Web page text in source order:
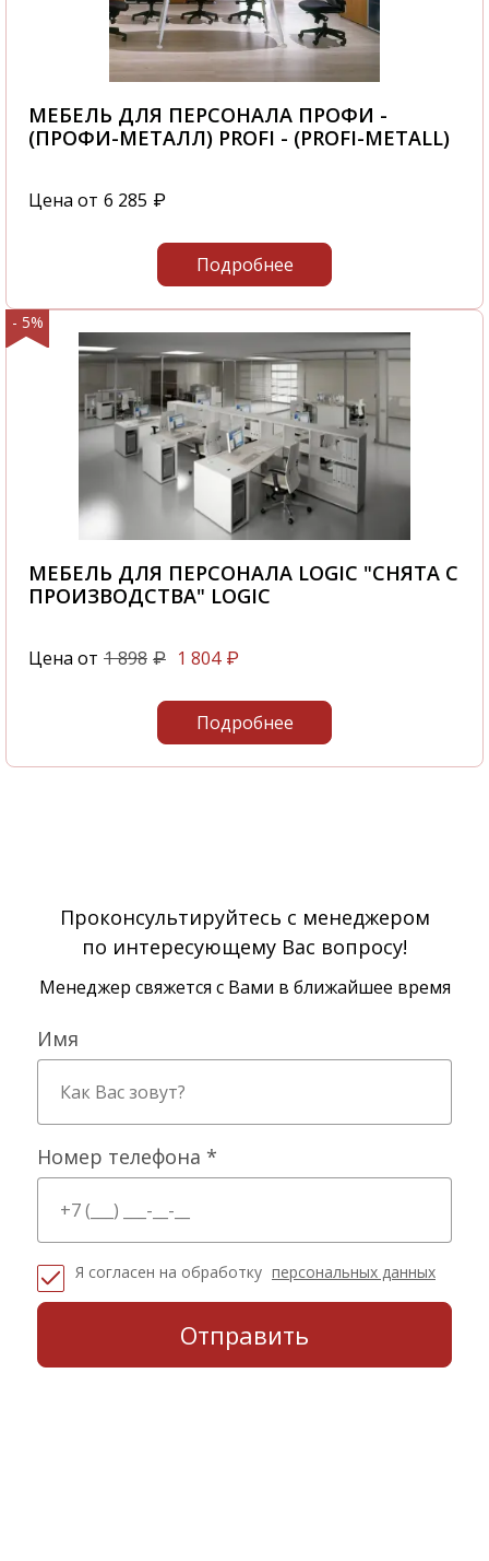
МЕБЕЛЬ ДЛЯ ПЕРСОНАЛА ПРОФИ -
(ПРОФИ-МЕТАЛЛ) PROFI - (PROFI-METALL)
Цена от 6 285 ₽
Подробнее
- 5%
МЕБЕЛЬ ДЛЯ ПЕРСОНАЛА LOGIC "СНЯТА С
ПРОИЗВОДСТВА" LOGIC
Цена от 1 898 ₽ 1 804 ₽
Подробнее
Проконсультируйтесь с менеджером
по интересующему Вас вопросу!
Менеджер свяжется с Вами в ближайшее время
Имя
Номер телефона *
Я согласен на обработку персональных данных